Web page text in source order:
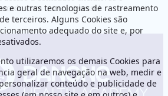
com o seu interesse!
e outras tecnologias de rastreamento
terceiros. Alguns Cookies são
adequado do site e, por
utilizaremos os demais Cookies para
geral de navegação na web, medir e
conteúdo e publicidade de